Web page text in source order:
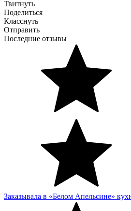
Твитнуть
Поделиться
Класснуть
Отправить
Последние отзывы
Заказывала в «Белом Апельсине»